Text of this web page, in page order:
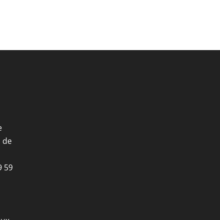
de
59